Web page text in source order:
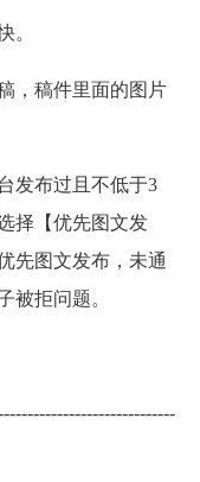
。
，稿件里面的图片
发布过且不低于3
择【优先图文发
先图文发布，未通
被拒问题。